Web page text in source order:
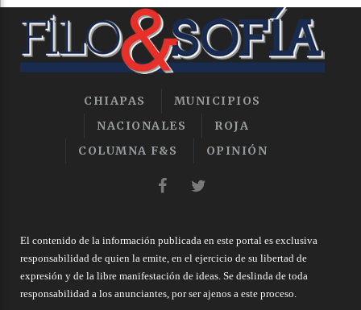
CHIAPAS
MUNICIPIOS
NACIONALES
ROJA
COLUMNA F&S
OPINIÓN
El contenido de la información publicada en este portal es exclusiva
responsabilidad de quien la emite, en el ejercicio de su libertad de
expresión y de la libre manifestación de ideas. Se deslinda de toda
responsabilidad a los anunciantes, por ser ajenos a este proceso.